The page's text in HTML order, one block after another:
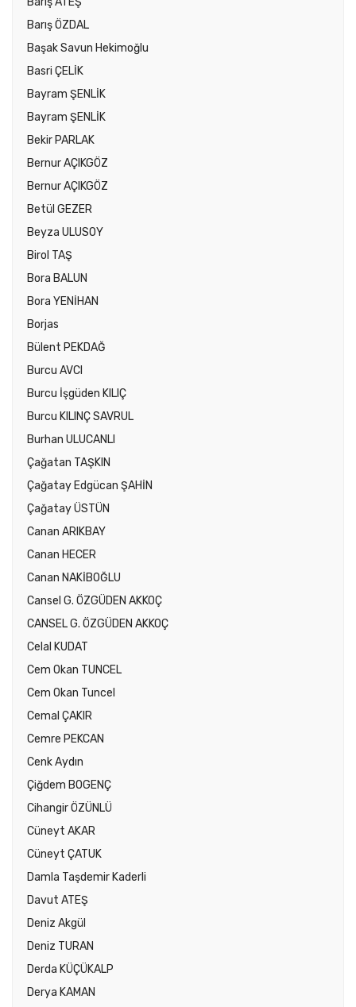
Barış ÖZDAL
Başak Savun Hekimoğlu
Basri ÇELİK
Bayram ŞENLİK
Bayram ŞENLİK
Bekir PARLAK
Bernur AÇIKGÖZ
Bernur AÇIKGÖZ
Betül GEZER
Beyza ULUSOY
Birol TAŞ
Bora BALUN
Bora YENİHAN
Borjas
Bülent PEKDAĞ
Burcu AVCI
Burcu İşgüden KILIÇ
Burcu KILINÇ SAVRUL
Burhan ULUCANLI
Çağatan TAŞKIN
Çağatay Edgücan ŞAHİN
Çağatay ÜSTÜN
Canan ARIKBAY
Canan HECER
Canan NAKİBOĞLU
Cansel G. ÖZGÜDEN AKKOÇ
CANSEL G. ÖZGÜDEN AKKOÇ
Celal KUDAT
Cem Okan TUNCEL
Cem Okan Tuncel
Cemal ÇAKIR
Cemre PEKCAN
Cenk Aydın
Çiğdem BOGENÇ
Cihangir ÖZÜNLÜ
Cüneyt AKAR
Cüneyt ÇATUK
Damla Taşdemir Kaderli
Davut ATEŞ
Deniz Akgül
Deniz TURAN
Derda KÜÇÜKALP
Derya KAMAN